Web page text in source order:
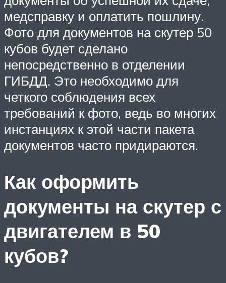
медсправку и оплатить пошлину.
Фото для документов на скутер 50
кубов будет сделано
непосредственно в отделении
ГИБДД. Это необходимо для
четкого соблюдения всех
требований к фото, ведь во многих
инстанциях к этой части пакета
документов часто придираются.
Как оформить
документы на скутер с
двигателем в 50
кубов?